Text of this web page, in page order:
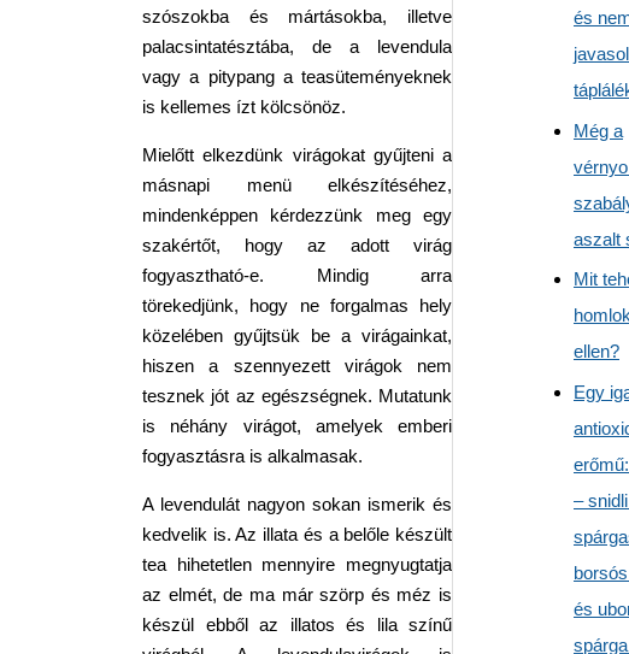
szószokba és mártásokba, illetve
palacsintatésztába, de a levendula
vagy a pitypang a teasüteményeknek
is kellemes ízt kölcsönöz.
Mielőtt elkezdünk virágokat gyűjteni a
másnapi menü elkészítéséhez,
mindenképpen kérdezzünk meg egy
szakértőt, hogy az adott virág
fogyasztható-e. Mindig arra
törekedjünk, hogy ne forgalmas hely
közelében gyűjtsük be a virágainkat,
hiszen a szennyezett virágok nem
tesznek jót az egészségnek. Mutatunk
is néhány virágot, amelyek emberi
fogyasztásra is alkalmasak.
A levendulát nagyon sokan ismerik és
kedvelik is. Az illata és a belőle készült
tea hihetetlen mennyire megnyugtatja
az elmét, de ma már szörp és méz is
készül ebből az illatos és lila színű
és
Még a
aszalt
Mit
ellen?
Egy
–
és